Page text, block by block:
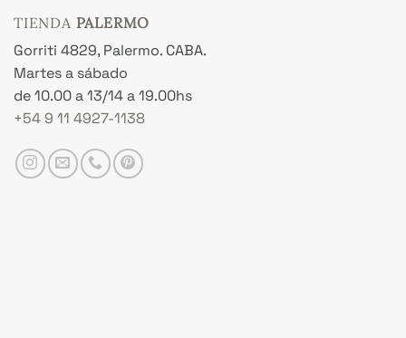
TIENDA PALERMO
Gorriti 4829, Palermo. CABA.
Martes a sábado
de 10.00 a 13/14 a 19.00hs
+54 9 11 4927-1138